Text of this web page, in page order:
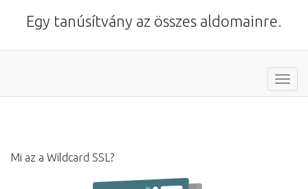
Egy tanúsítvány az összes aldomainre.
Váltás
a
Mi az a Wildcard SSL?